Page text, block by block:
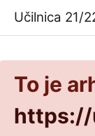
To je
https://
Učilnica 21/